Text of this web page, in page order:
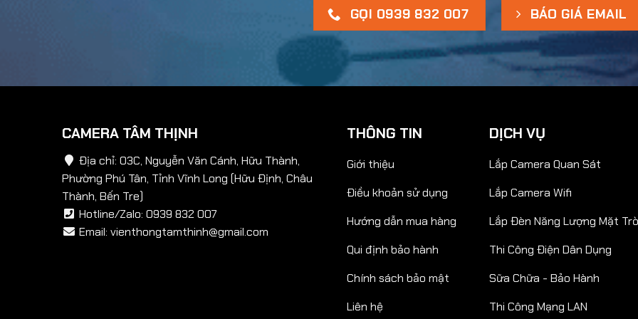
GỌI 0939 832 007 BÁO GIÁ EMAIL
CAMERA TÂM THỊNH
Địa chỉ: 03C, Nguyễn Văn Cánh, Hữu Thành,
Phường Phú Tân, Tỉnh Vĩnh Long (Hữu Định, Châu
Thành, Bến Tre)
Hotline/Zalo: 0939 832 007
Email: vienthongtamthinh@gmail.com
THÔNG TIN
Giới thiệu
Điều khoản sử dụng
Hướng dẫn mua hàng
Qui định bảo hành
Chính sách bảo mật
Liên hệ
DỊCH VỤ
Lắp Camera Quan Sát
Lắp Camera Wifi
Lắp Đèn Năng Lượng Mặt
Thi Công Điện Dân Dụng
Sữa Chữa - Bảo Hành
Thi Công Mạng LAN